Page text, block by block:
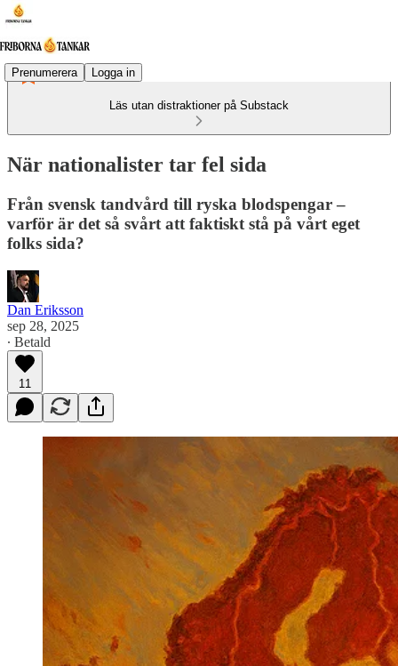
Prenumerera Logga in
Läs utan distraktioner på Substack
När nationalister tar fel sida
Från svensk tandvård till ryska blodspengar –
varför är det så svårt att faktiskt stå på vårt eget
folks sida?
Dan Eriksson
sep 28, 2025
∙ Betald
11